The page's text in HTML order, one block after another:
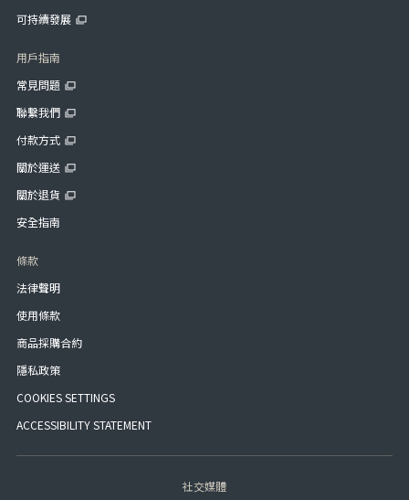
可持續發展
用戶指南
常見問題
聯繫我們
付款方式
關於運送
關於退貨
安全指南
條款
法律聲明
使用條款
商品採購合約
隱私政策
COOKIES SETTINGS
ACCESSIBILITY STATEMENT
社交媒體